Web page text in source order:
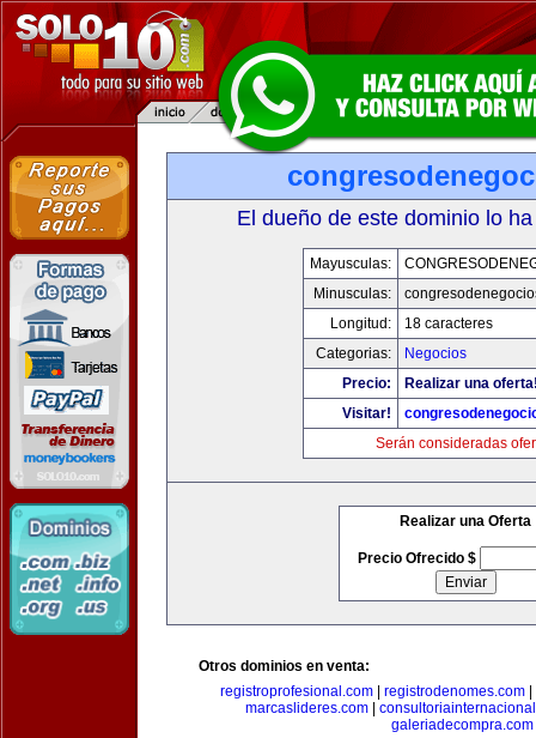
El dueño de este dominio lo
Mayusculas:
Minusculas:
Longitud:
18 caracteres
Categorias:
Negocios
Precio:
Realizar una
Visitar!
Serán consideradas
Realizar una Oferta
Precio Ofrecido $
Otros dominios en venta:
registroprofesional.com| registrodenomes.com|
marcaslideres.com
galeriadecompra.com